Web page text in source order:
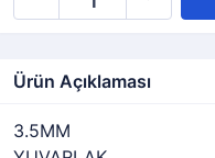
Ürün Açıklaması
3.5MM